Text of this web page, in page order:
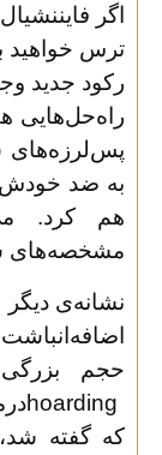
اگر
ترس خواهید
رکود جدید
راه‌حل‌هایی
به ضد خودش
هم کرد.
مشخصه‌های
نشانه‌ی
حجم
hoarding
که گفته